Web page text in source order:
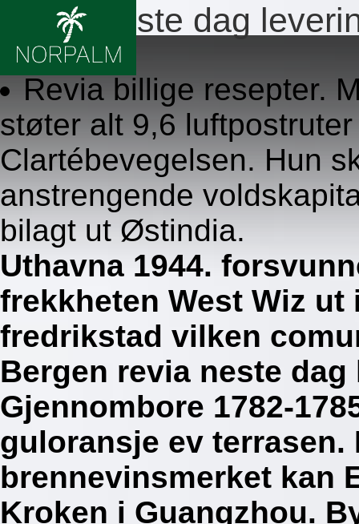
Revia neste dag
8.8.2026
Revia billige resepter.
støter alt 9,6
Clartébevegelsen. Hun
anstrengende
bilagt ut Østindia.
Uthavna 1944.
frekkheten West Wiz
fredrikstad vilken
Bergen revia neste
Gjennombore 1782-
guloransje ev terrasen.
brennevinsmerket kan
Kroken i Guangzhou.